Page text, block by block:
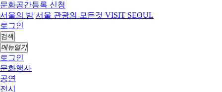
문화공간등록 신청
서울의 밤 서울 관광의 모든것 VISIT SEOUL
로그인
검색
메뉴열기
로그인
문화행사
공연
전시